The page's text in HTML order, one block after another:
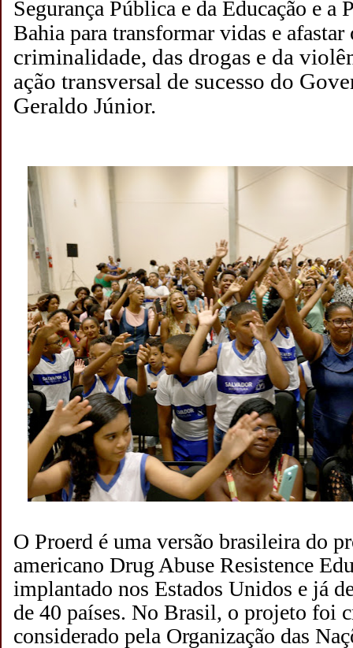
Segurança Pública e da Educação e
Bahia para transformar vidas e afastar
criminalidade, das drogas e da
ação transversal de sucesso do
Geraldo Júnior.
O Proerd é uma versão brasileira do
americano Drug Abuse Resistence
implantado nos Estados Unidos e já
de 40 países. No Brasil, o projeto foi
considerado pela Organização das